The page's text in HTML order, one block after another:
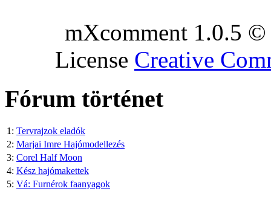
mXcomment 1.0.5
License Creative
Fórum történet
1: Tervrajzok eladók
2: Marjai Imre Hajómodellezés
3: Corel Half Moon
4: Kész hajómakettek
5: Vá: Furnérok faanyagok